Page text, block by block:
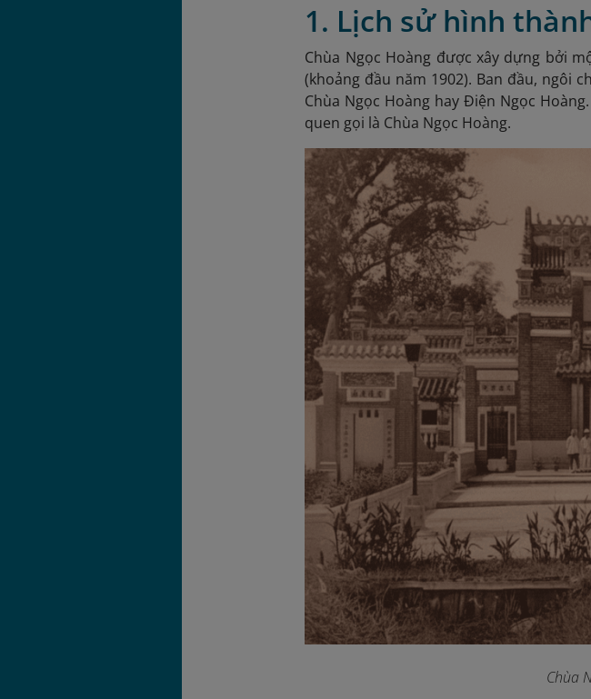
1. Lịch sử hình
Chùa Ngọc Hoàng được xây dựng bởi
(khoảng đầu năm 1902). Ban đầu, ngôi
Chùa Ngọc Hoàng hay Điện Ngọc
quen gọi là Chùa Ngọc Hoàng.
Chùa